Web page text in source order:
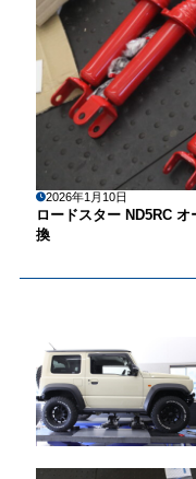
2026年1月10日
ロードスター ND5RC
換